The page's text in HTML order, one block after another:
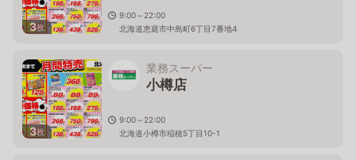
3枚
9:00～22:00
北海道恵庭市中島町6丁目7番地4
3枚
業務スーパー
小樽店
9:00～22:00
北海道小樽市稲穂5丁目10-1